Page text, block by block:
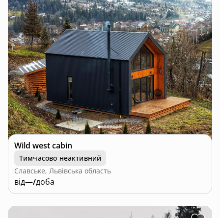
Wild west cabin
Тимчасово неактивний
Славське, Львівська область
від—/доба